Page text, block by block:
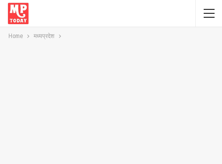
Home मध्यप्रदेश